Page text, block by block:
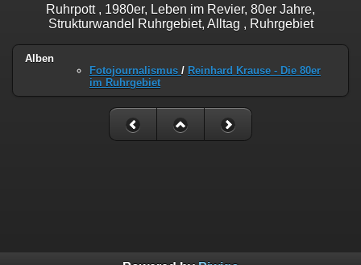
Ruhrpott , 1980er, Leben im Revier, 80er Jahre,
Strukturwandel Ruhrgebiet, Alltag , Ruhrgebiet
Alben
Fotojournalismus / Reinhard Krause - Die 80er
im Ruhrgebiet